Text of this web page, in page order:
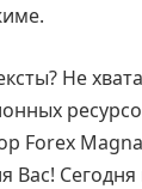
Не
Forex
Вас! Сегодня